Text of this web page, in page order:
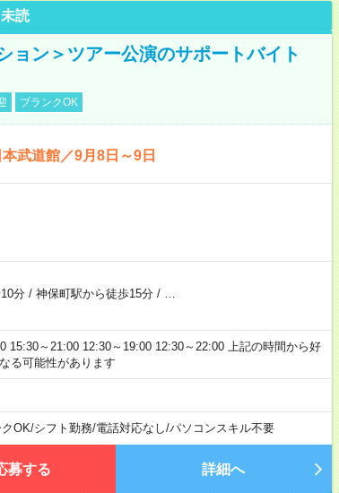
未読
ョン＞ツアー公演のサポートバイト
ブランクOK
武道館／9月8日～9日
分/ 神保町駅から徒歩15分/ …
15:30～21:00 12:30～19:00 12:30～22:00 上記の時間から好
る可能性があります
OK/シフト勤務/電話対応なし/パソコンスキル不要
募する 詳細へ